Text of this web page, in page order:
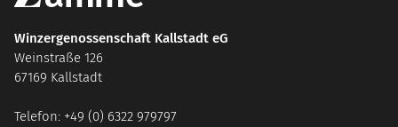
Winzergenossenschaft Kallstadt eG
Weinstraße 126
67169 Kallstadt
Telefon: +49 (0) 6322 979797